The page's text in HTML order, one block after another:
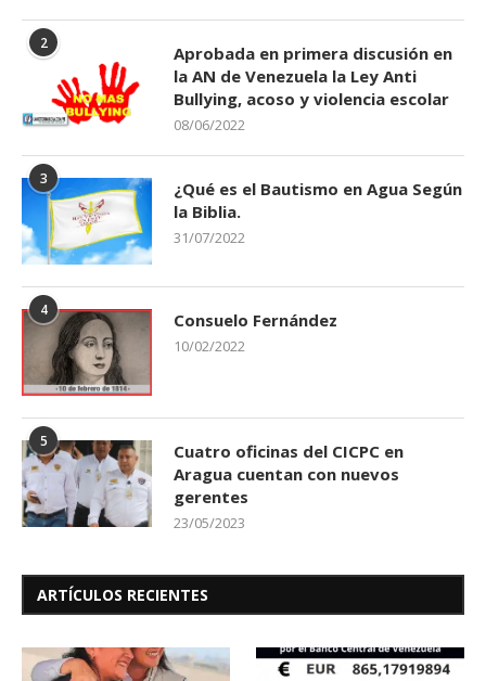
2
Aprobada en primera discusión en
la AN de Venezuela la Ley Anti
Bullying, acoso y violencia escolar
08/06/2022
3
¿Qué es el Bautismo en Agua Según
la Biblia.
31/07/2022
4 Consuelo Fernández
10/02/2022
5
Cuatro oficinas del CICPC en
Aragua cuentan con nuevos
gerentes
23/05/2023
ARTÍCULOS RECIENTES